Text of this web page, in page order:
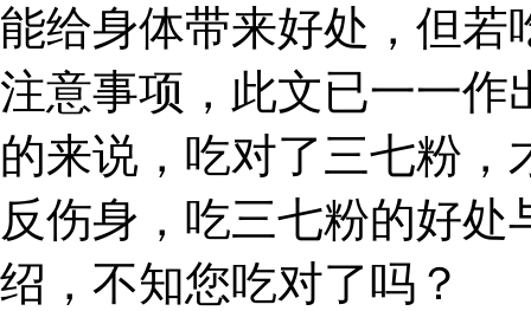
能给身体带来好处，但若
注意事项，此文已一一作
的来说，吃对了三七粉
反伤身，吃三七粉的好
绍，不知您吃对了吗？